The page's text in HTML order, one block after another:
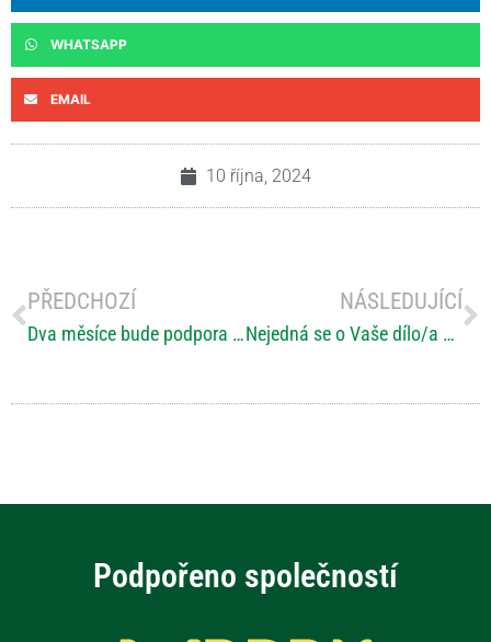
WHATSAPP
EMAIL
10 října, 2024
PŘEDCHOZÍ
Dva měsíce bude podpora vysoká
NÁSLEDUJÍCÍ
Nejedná se o Vaše dílo/a z putovní výstavy autorů, které spojuje ereska?
Podpořeno společností